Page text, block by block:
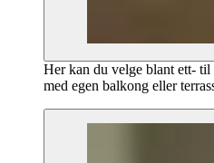
Her kan du velge blant ett-
med egen balkong eller